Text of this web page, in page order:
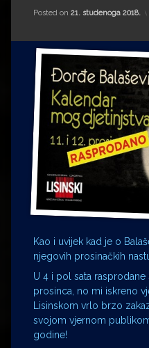
Matea Andrić
Ljiljana Lekanić-Kljaić
Željko Krznarić
Mario Lovreković
Miroslav Šantek
Posted on 21. studenoga 2018.
Kao i uvijek kad je o
njegovih prosinačkih
U 4 i pol sata rasprodane
prosinca, no mi iskreno
Lisinskom vrlo brzo
svojom vjernom
godine!